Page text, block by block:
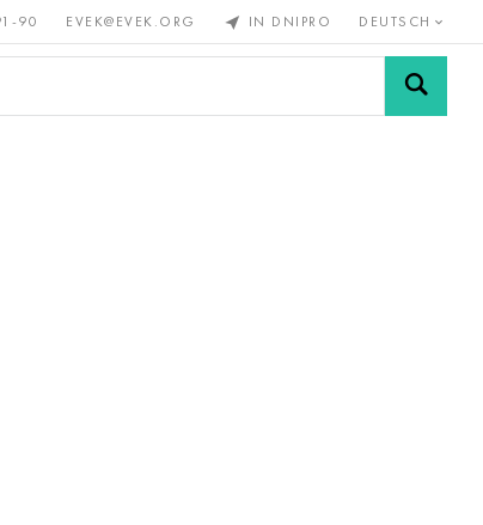
90 EVEK@EVEK.ORG IN DNIPRO DEUTSCH
Stahl Drahtgewebe &